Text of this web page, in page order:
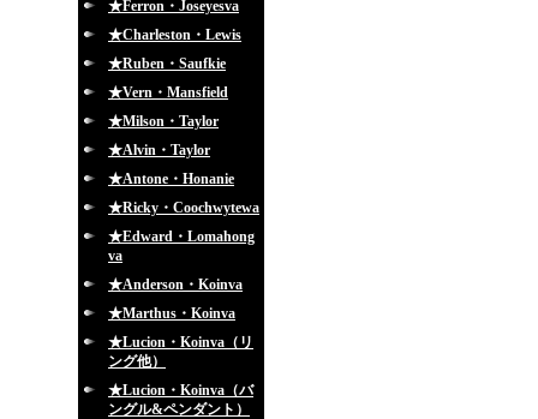
★Ferron・Joseyesva
★Charleston・Lewis
★Ruben・Saufkie
★Vern・Mansfield
★Milson・Taylor
★Alvin・Taylor
★Antone・Honanie
★Ricky・Coochwytewa
★Edward・Lomahong
va
★Anderson・Koinva
★Marthus・Koinva
★Lucion・Koinva（リ
ング他）
★Lucion・Koinva（バ
ングル&ペンダント）